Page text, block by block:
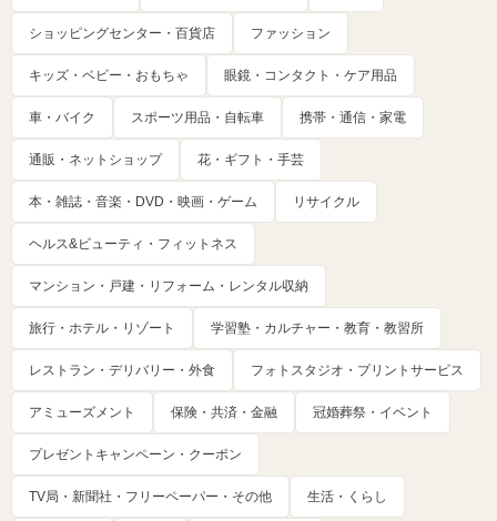
ショッピングセンター・百貨店 ファッション
キッズ・ベビー・おもちゃ 眼鏡・コンタクト・ケア用品
車・バイク スポーツ用品・自転車 携帯・通信・家電
通販・ネットショップ 花・ギフト・手芸
本・雑誌・音楽・DVD・映画・ゲーム リサイクル
ヘルス&ビューティ・フィットネス
マンション・戸建・リフォーム・レンタル収納
旅行・ホテル・リゾート 学習塾・カルチャー・教育・教習所
レストラン・デリバリー・外食 フォトスタジオ・プリントサービス
アミューズメント 保険・共済・金融 冠婚葬祭・イベント
プレゼントキャンペーン・クーポン
TV局・新聞社・フリーペーパー・その他 生活・くらし